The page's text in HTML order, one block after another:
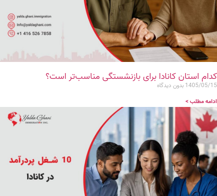
کدام استان کانادا برای بازنشستگی مناسب‌تر است؟
1405/05/15 بدون دیدگاه
ادامه مطلب >